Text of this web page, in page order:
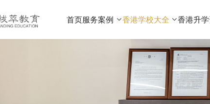
首页服务案例 香港学校大全 香港升